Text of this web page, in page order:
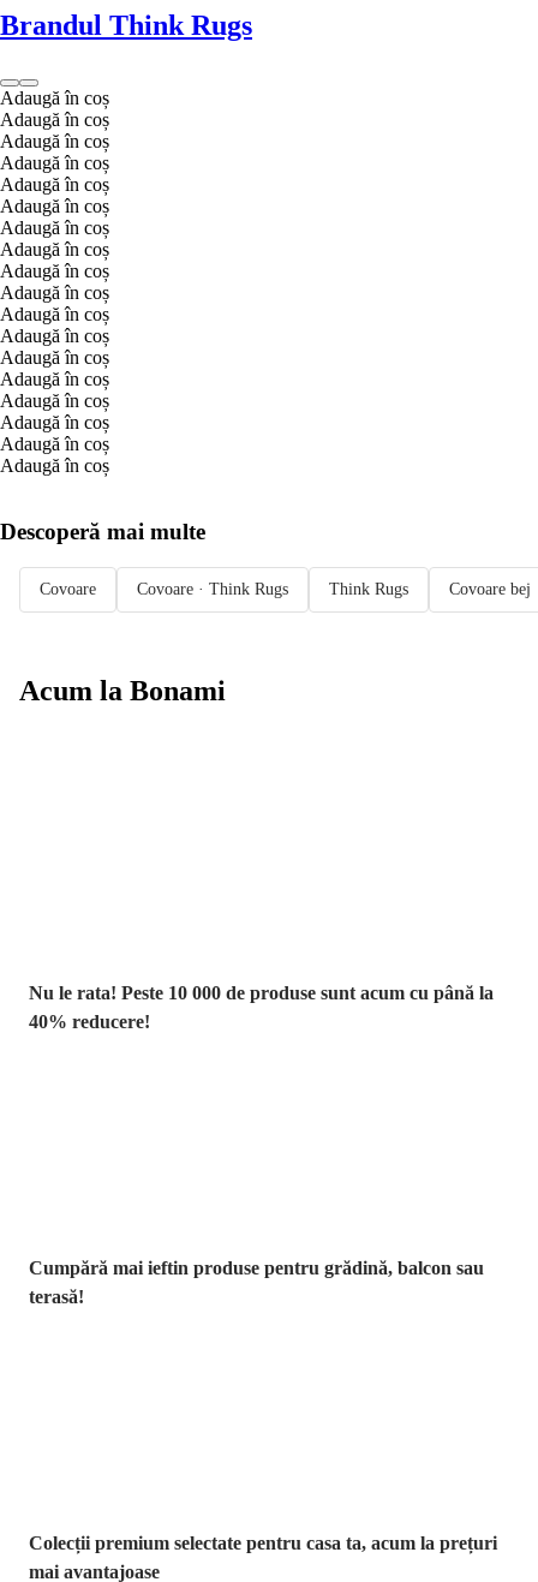
Brandul Think Rugs
Adaugă în coș
Adaugă în coș
Adaugă în coș
Adaugă în coș
Adaugă în coș
Adaugă în coș
Adaugă în coș
Adaugă în coș
Adaugă în coș
Adaugă în coș
Adaugă în coș
Adaugă în coș
Adaugă în coș
Adaugă în coș
Adaugă în coș
Adaugă în coș
Adaugă în coș
Adaugă în coș
Descoperă mai multe
Covoare Covoare · Think Rugs Think Rugs Covoare bej
Acum la Bonami
Nu le rata! Peste 10 000 de produse sunt acum cu până la
40% reducere!
Cumpără mai ieftin produse pentru grădină, balcon sau
terasă!
Colecții premium selectate pentru casa ta, acum la prețuri
mai avantajoase